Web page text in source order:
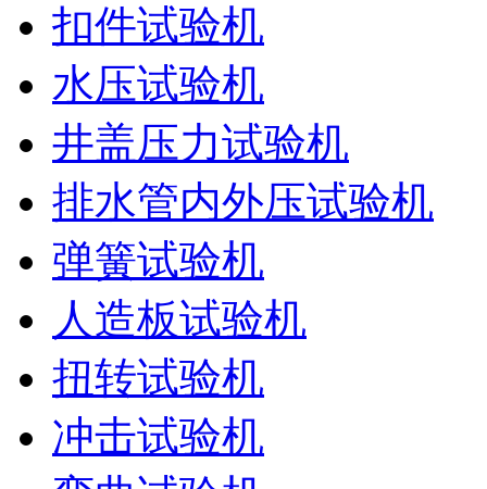
扣件试验机
水压试验机
井盖压力试验机
排水管内外压试验机
弹簧试验机
人造板试验机
扭转试验机
冲击试验机